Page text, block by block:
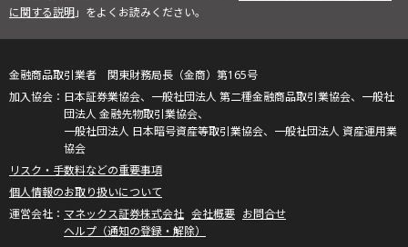
に関する説明」をよくお読みください。
金融商品取引業者 関東財務局長（金商）第165号
日本証券業協会、一般社団法人 第二種金融商品取引業協会、一般社
団法人 金融先物取引業協会、
一般社団法人 日本暗号資産等取引業協会、一般社団法人 資産運用業
協会
リスク・手数料などの重要事項
個人情報のお取り扱いについて
マネックス証券株式会社 会社概要 お問合せ
ヘルプ（通知の登録・解除）